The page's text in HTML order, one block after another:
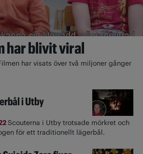
har blivit viral
har visats över två miljoner gånger
i Utby
Scouterna i Utby trotsade mörkret och
för ett traditionellt lägerbål.